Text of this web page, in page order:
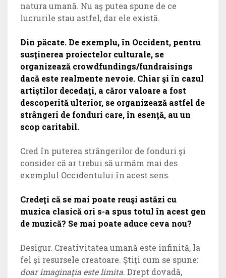
natura umană. Nu aş putea spune de ce
lucrurile stau astfel, dar ele există.
Din păcate. De exemplu, în Occident, pentru
susţinerea proiectelor culturale, se
organizează crowdfundings/fundraisings
dacă este realmente nevoie. Chiar şi în cazul
artiştilor decedaţi, a căror valoare a fost
descoperită ulterior, se organizează astfel de
strângeri de fonduri care, în esenţă, au un
scop caritabil.
Cred în puterea strângerilor de fonduri şi
consider că ar trebui să urmăm mai des
exemplul Occidentului în acest sens.
Credeţi că se mai poate reuşi astăzi cu
muzica clasică ori s-a spus totul în acest gen
de muzică? Se mai poate aduce ceva nou?
Desigur. Creativitatea umană este infinită, la
fel şi resursele creatoare. Ştiţi cum se spune:
doar imaginaţia este limita. Drept dovadă,